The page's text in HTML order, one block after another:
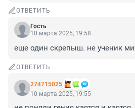
ОТВЕТИТЬ
Гость
10 марта 2025, 19:58
еще один скрепыш. не ученик
ОТВЕТИТЬ
274715025
10 марта 2025, 19:55